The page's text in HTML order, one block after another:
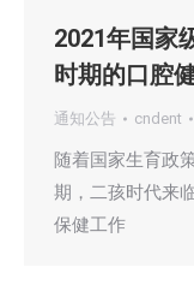
2021年国家
时期的口腔
通知公告 cndent
随着国家生育政
期，二孩时代来
保健工作